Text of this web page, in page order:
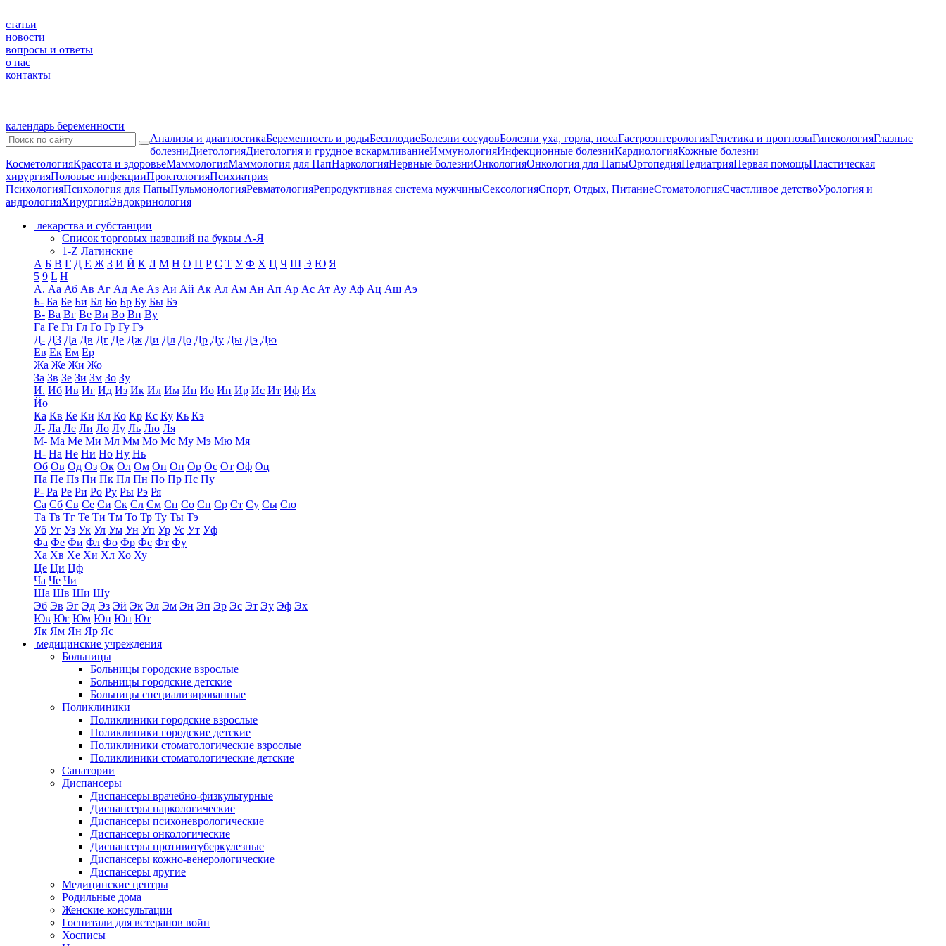
статьи
новости
вопросы и ответы
о нас
контакты
календарь беременности
Анализы и диагностикаБеременность и родыБесплодиеБолезни сосудовБолезни уха, горла, носаГастроэнтерологияГенетика и прогнозыГинекологияГлазные
болезниДиетологияДиетология и грудное вскармливаниеИммунологияИнфекционные болезниКардиологияКожные болезни
КосметологияКрасота и здоровьеМаммологияМаммология для ПапНаркологияНервные болезниОнкологияОнкология для ПапыОртопедияПедиатрияПервая помощьПластическая
хирургияПоловые инфекцииПроктологияПсихиатрия
ПсихологияПсихология для ПапыПульмонологияРевматологияРепродуктивная система мужчиныСексологияСпорт, Отдых, ПитаниеСтоматологияСчастливое детствоУрология и
андрологияХирургияЭндокринология
лекарства и субстанции
Список торговых названий на буквы А-Я
1-Z Латинские
А Б В Г Д Е Ж З И Й К Л М Н О П Р С Т У Ф Х Ц Ч Ш Э Ю Я
5 9 L H
А. Аа Аб Ав Аг Ад Ае Аз Аи Ай Ак Ал Ам Ан Ап Ар Ас Ат Ау Аф Ац Аш Аэ
Б- Ба Бе Би Бл Бо Бр Бу Бы Бэ
В- Ва Вг Ве Ви Во Вп Ву
Га Ге Ги Гл Го Гр Гу Гэ
Д- Д3 Да Дв Дг Де Дж Ди Дл До Др Ду Ды Дэ Дю
Ев Ек Ем Ер
Жа Же Жи Жо
За Зв Зе Зи Зм Зо Зу
И. Иб Ив Иг Ид Из Ик Ил Им Ин Ио Ип Ир Ис Ит Иф Их
Йо
Ка Кв Ке Ки Кл Ко Кр Кс Ку Кь Кэ
Л- Ла Ле Ли Ло Лу Ль Лю Ля
М- Ма Ме Ми Мл Мм Мо Мс Му Мэ Мю Мя
Н- На Не Ни Но Ну Нь
Об Ов Од Оз Ок Ол Ом Он Оп Ор Ос От Оф Оц
Па Пе Пз Пи Пк Пл Пн По Пр Пс Пу
Р- Ра Ре Ри Ро Ру Ры Рэ Ря
Са Сб Св Се Си Ск Сл См Сн Со Сп Ср Ст Су Сы Сю
Та Тв Тг Те Ти Тм То Тр Ту Ты Тэ
Уб Уг Уз Ук Ул Ум Ун Уп Ур Ус Ут Уф
Фа Фе Фи Фл Фо Фр Фс Фт Фу
Ха Хв Хе Хи Хл Хо Ху
Це Ци Цф
Ча Че Чи
Ша Шв Ши Шу
Эб Эв Эг Эд Эз Эй Эк Эл Эм Эн Эп Эр Эс Эт Эу Эф Эх
Юв Юг Юм Юн Юп Ют
Як Ям Ян Яр Яс
медицинские учреждения
Больницы
Больницы городские взрослые
Больницы городские детские
Больницы специализированные
Поликлиники
Поликлиники городские взрослые
Поликлиники городские детские
Поликлиники стоматологические взрослые
Поликлиники стоматологические детские
Санатории
Диспансеры
Диспансеры врачебно-физкультурные
Диспансеры наркологические
Диспансеры психоневрологические
Диспансеры онкологические
Диспансеры противотуберкулезные
Диспансеры кожно-венерологические
Диспансеры другие
Медицинские центры
Родильные дома
Женские консультации
Госпитали для ветеранов войн
Хосписы